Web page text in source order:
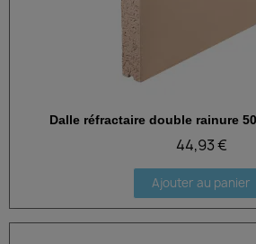
Aperçu rapide
Dalle réfractaire double rainure
44,93 €
Ajouter au panier